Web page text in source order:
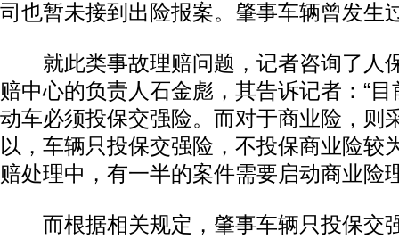
司也暂未接到出险报案。肇事车辆曾发生
就此类事故理赔问题，记者咨询了人
赔中心的负责人石金彪，其告诉记者：“
动车必须投保交强险。而对于商业险，则
以，车辆只投保交强险，不投保商业险较
赔处理中，有一半的案件需要启动商业险
而根据相关规定，肇事车辆只投保交